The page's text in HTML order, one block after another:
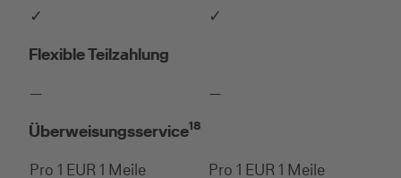
✓
✓
Flexible Teilzahlung
—
—
Überweisungsservice18
Pro 1 EUR 1 Meile
Pro 1 EUR 1 Meile